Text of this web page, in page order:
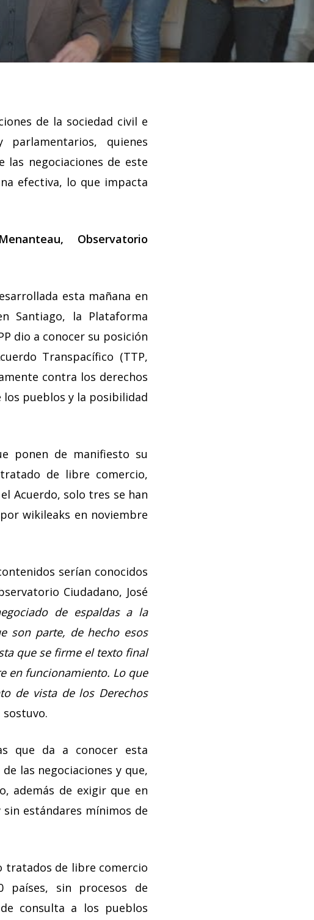
de la sociedad civil e
quienes
las negociaciones de este
efectiva, lo que impacta
Observatorio
esta mañana en
Santiago, la Plataforma
dio a conocer su posición
Transpacífico (TTP,
contra los derechos
pueblos y la posibilidad
ponen de manifiesto su
de libre comercio,
Acuerdo, solo tres se han
wikileaks en noviembre
serían conocidos
Ciudadano, José
de espaldas a la
son parte, de hecho esos
que se firme el texto final
en funcionamiento. Lo que
de vista de los Derechos
sostuvo.
que da a conocer esta
las negociaciones y que,
además de exigir que en
estándares mínimos de
tratados de libre comercio
países, sin procesos de
consulta a los pueblos